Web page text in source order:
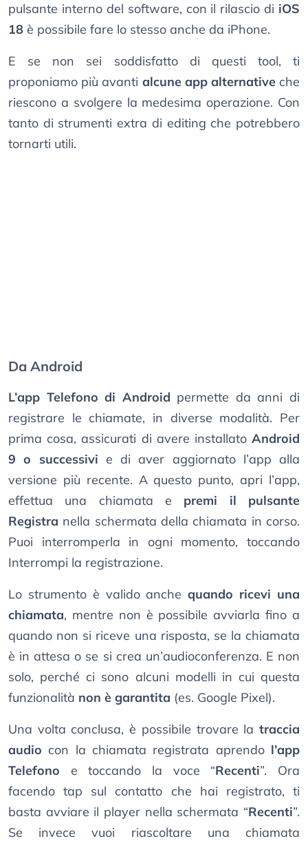
pulsante interno del software, con il rilascio di iOS
18 è possibile fare lo stesso anche da iPhone.
E se non sei soddisfatto di questi tool, ti
proponiamo più avanti alcune app alternativeche
riescono a svolgere la medesima operazione. Con
tanto di strumenti extra di editing che potrebbero
tornarti utili.
Da Android
L’app Telefono di Android permette da anni di
registrare le chiamate, in diverse modalità. Per
prima cosa, assicurati di avere installato Android
9 o successivi e di aver aggiornato l’app alla
versione più recente. A questo punto, apri l’app,
effettua una chiamata e premi il pulsante
Registra nella schermata della chiamata in corso.
Puoi interromperla in ogni momento, toccando
Interrompi la registrazione.
Lo strumento è valido anchequando ricevi una
chiamata, mentre non è possibile avviarla fino a
quando non si riceve una risposta, se la chiamata
è in attesa o se si crea un’audioconferenza. E non
solo, perché ci sono alcuni modelli in cui questa
funzionalità non è garantita (es. Google Pixel).
Una volta conclusa, è possibile trovare la traccia
audio con la chiamata registrata aprendo l’app
Telefono e toccando la voce “Recenti”. Ora
facendo tap sul contatto che hai registrato, ti
basta avviare il player nella schermata “Recenti”.
Se invece vuoi riascoltare una chiamata